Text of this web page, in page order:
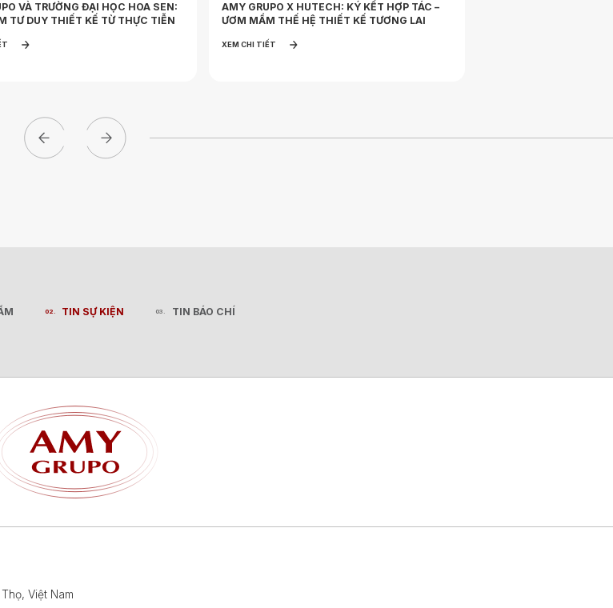
VÀ TRƯỜNG ĐẠI HỌC HOA SEN:
TƯ DUY THIẾT KẾ TỪ THỰC TIỄN
AMY GRUPO X HUTECH: KÝ KẾT HỢP TÁC –
ƯƠM MẦM THẾ HỆ THIẾT KẾ TƯƠNG LAI
XEM CHI TIẾT
TIN SỰ KIỆN TIN BÁO CHÍ
Việt Nam